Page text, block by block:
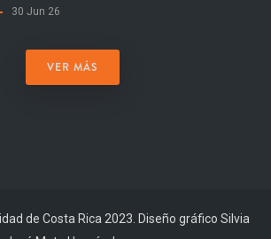
30 Jun 26
VER MÁS
de Costa Rica 2023. Diseño gráfico Silvia